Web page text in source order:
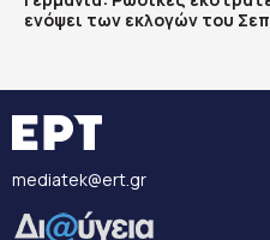
ενόψει των εκλογών του
mediatek@ert.gr